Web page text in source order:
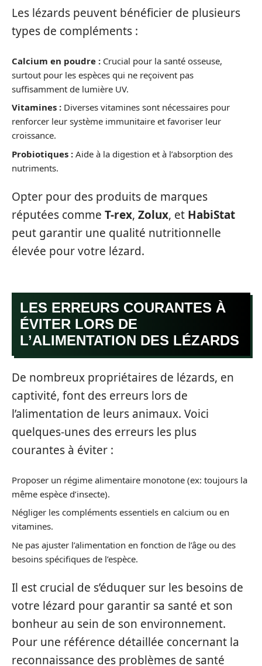
Les lézards peuvent bénéficier de plusieurs
types de compléments :
Calcium en poudre : Crucial pour la santé osseuse,
surtout pour les espèces qui ne reçoivent pas
suffisamment de lumière UV.
Vitamines : Diverses vitamines sont nécessaires pour
renforcer leur système immunitaire et favoriser leur
croissance.
Probiotiques : Aide à la digestion et à l’absorption des
nutriments.
Opter pour des produits de marques
réputées comme T-rex, Zolux, et HabiStat
peut garantir une qualité nutritionnelle
élevée pour votre lézard.
LES ERREURS COURANTES À
ÉVITER LORS DE
L’ALIMENTATION DES LÉZARDS
De nombreux propriétaires de lézards, en
captivité, font des erreurs lors de
l’alimentation de leurs animaux. Voici
quelques-unes des erreurs les plus
courantes à éviter :
Proposer un régime alimentaire monotone (ex: toujours la
même espèce d’insecte).
Négliger les compléments essentiels en calcium ou en
vitamines.
Ne pas ajuster l’alimentation en fonction de l’âge ou des
besoins spécifiques de l’espèce.
Il est crucial de s’éduquer sur les besoins de
votre lézard pour garantir sa santé et son
bonheur au sein de son environnement.
Pour une référence détaillée concernant la
reconnaissance des problèmes de santé